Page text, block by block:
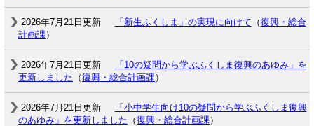
2026年7月21日更新 「新生ふくしま」の実現に向けて （復興・総合
計画課 ）
2026年7月21日更新
「10の疑問から学ぶふくしま復興のあゆみ」を
更新しました （復興・総合計画課 ）
2026年7月21日更新
「小中学生向け10の疑問から学ぶふくしま復興
のあゆみ」を更新しました （復興・総合計画課 ）